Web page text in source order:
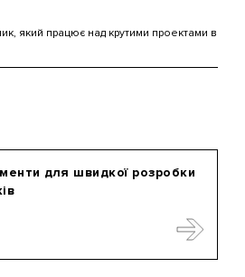
який працює над крутими проектами в
для швидкої розробки